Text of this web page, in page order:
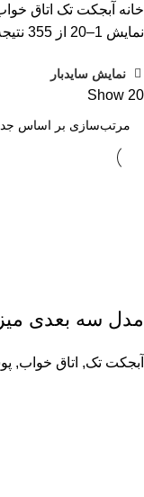
خانه آبجکت تک اتاق
نمایش 1–20 از 355 نتیجه
نمایش سایدبار
Show 20
مدل سه بعدی میز
آبجکت تک, اتاق خواب,